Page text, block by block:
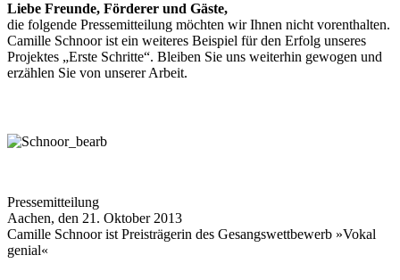
Liebe Freunde, Förderer und Gäste,
die folgende Pressemitteilung möchten wir Ihnen nicht vorenthalten.
Camille Schnoor ist ein weiteres Beispiel für den Erfolg unseres
Projektes „Erste Schritte“. Bleiben Sie uns weiterhin gewogen und
erzählen Sie von unserer Arbeit.
Pressemitteilung
Aachen, den 21. Oktober 2013
Camille Schnoor ist Preisträgerin des Gesangswettbewerb »Vokal
genial«